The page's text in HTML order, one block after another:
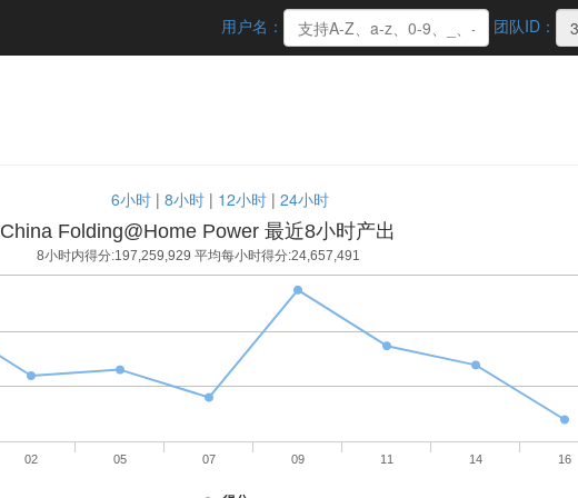
用户名： 团队ID：
6小时 | 8小时 | 12小时 | 24小时
China Folding@Home Power 最近8小时产出
8小时内得分:197,259,929 平均每小时得分:24,657,491
02 05 07 09 11 14 16